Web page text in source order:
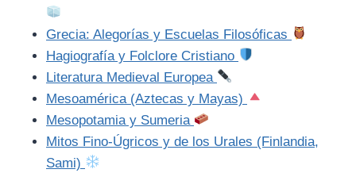
Grecia: Alegorías y Escuelas Filosóficas
Hagiografía y Folclore Cristiano
Literatura Medieval Europea
Mesoamérica (Aztecas y Mayas)
Mesopotamia y Sumeria
Mitos Fino-Úgricos y de los Urales (Finlandia,
Sami)